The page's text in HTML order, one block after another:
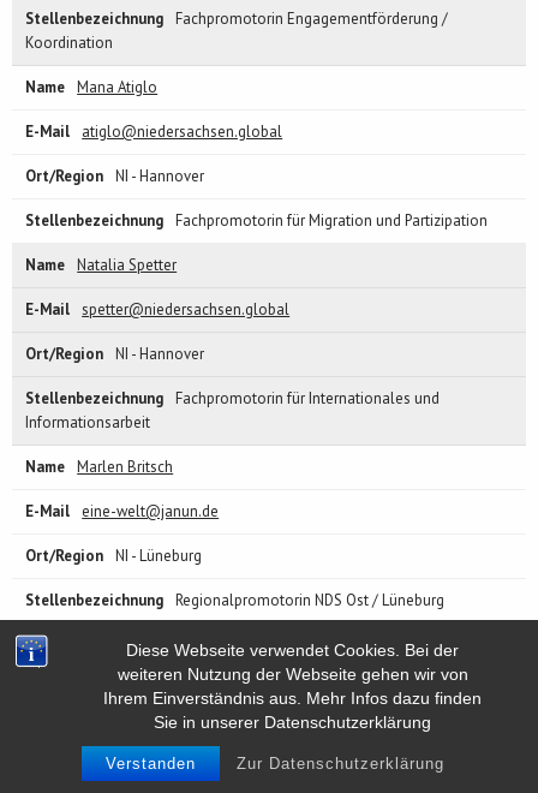
Diese Webseite verwendet Cookies. Bei der
weiteren Nutzung der Webseite gehen wir von
Ihrem Einverständnis aus. Mehr Infos dazu finden
Sie in unserer Datenschutzerklärung
Verstanden Zur Datenschutzerklärung
Fachpromotorin Engagementförderung /
Koordination
Mana Atiglo
atiglo@niedersachsen.global
NI - Hannover
Fachpromotorin für Migration und Partizipation
Natalia Spetter
spetter@niedersachsen.global
NI - Hannover
Fachpromotorin für Internationales und
Informationsarbeit
Marlen Britsch
eine-welt@janun.de
NI - Lüneburg
Regionalpromotorin NDS Ost / Lüneburg
Julia Wältring
waeltring@niedersachsen.global
NI - Niedersachsen
Fachpromotorin Globales Lernen